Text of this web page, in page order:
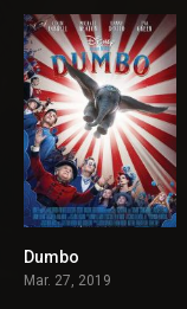
Dumbo
Mar. 27, 2019